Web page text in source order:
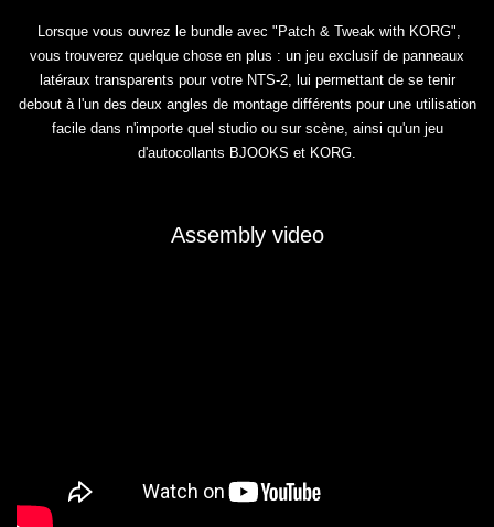
Lorsque vous ouvrez le bundle avec "Patch & Tweak with KORG",
vous trouverez quelque chose en plus : un jeu exclusif de panneaux
latéraux transparents pour votre NTS-2, lui permettant de se tenir
debout à l'un des deux angles de montage différents pour une utilisation
facile dans n'importe quel studio ou sur scène, ainsi qu'un jeu
d'autocollants BJOOKS et KORG.
Assembly video